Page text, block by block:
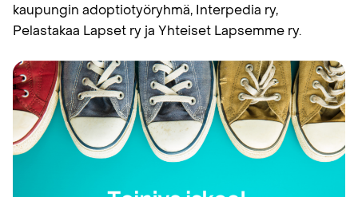
kaupungin adoptiotyöryhmä, Interpedia ry,
Pelastakaa Lapset ry ja Yhteiset Lapsemme ry.